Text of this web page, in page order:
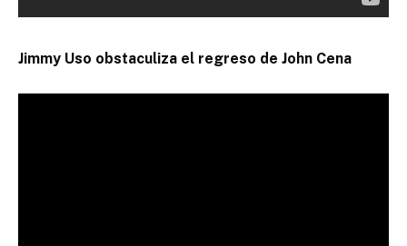
Jimmy Uso obstaculiza el regreso de John Cena